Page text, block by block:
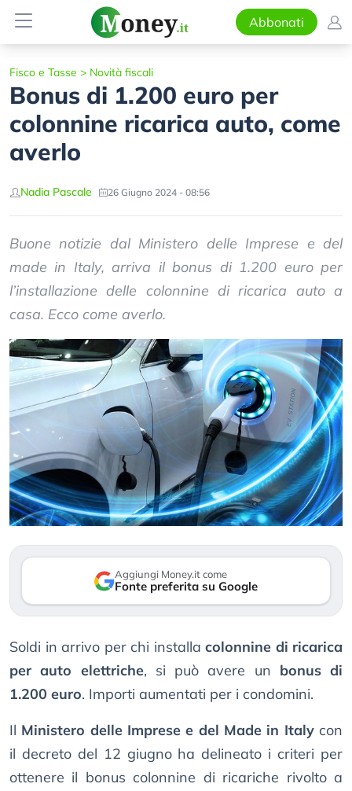
Abbonati
Fisco e Tasse > Novità fiscali
Bonus di 1.200 euro per
colonnine ricarica auto, come
averlo
Nadia Pascale 26 Giugno 2024 - 08:56
Buone notizie dal Ministero delle Imprese e del
made in Italy, arriva il bonus di 1.200 euro per
l’installazione delle colonnine di ricarica auto a
casa. Ecco come averlo.
Aggiungi Money.it come
Fonte preferita su Google
Soldi in arrivo per chi installa colonnine di ricarica
per auto elettriche, si può avere un bonus di
1.200 euro. Importi aumentati per i condomini.
Il Ministero delle Imprese e del Made in Italycon
il decreto del 12 giugno ha delineato i criteri per
ottenere il bonus colonnine di ricariche rivolto a